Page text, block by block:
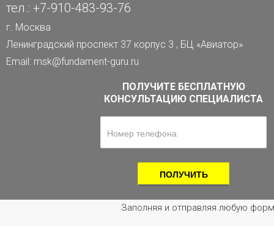
тел.: +7-910-483-93-76
г. Москва
Ленинградский проспект 37 корпус 3 , БЦ «Авиатор»
Email: msk@fundament-guru.ru
ПОЛУЧИТЕ БЕСПЛАТНУЮ
КОНСУЛЬТАЦИЮ СПЕЦИАЛИСТА
Заполняя и отправляя любую